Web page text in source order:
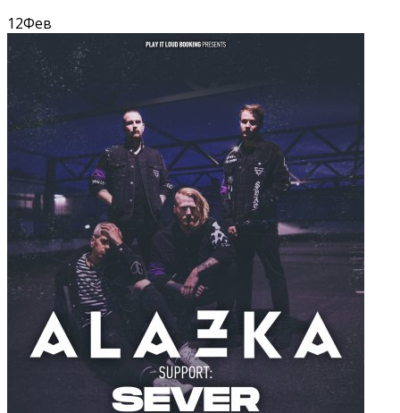
12Фев